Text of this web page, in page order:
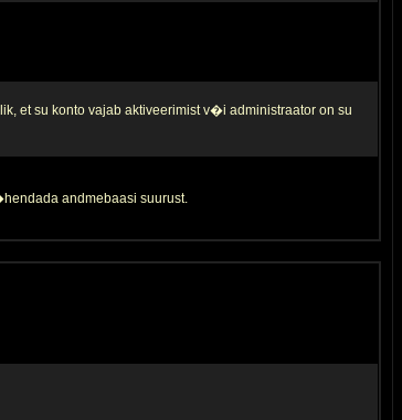
et su konto vajab aktiveerimist v�i administraator on su
andmebaasi suurust.